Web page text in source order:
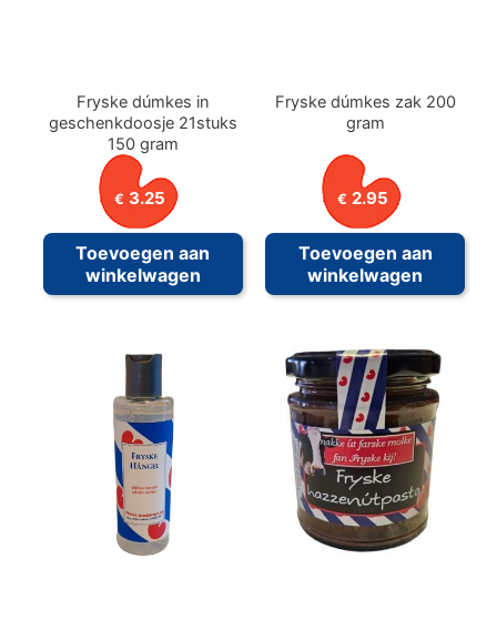
Fryske dúmkes in
geschenkdoosje 21stuks
150 gram
€ 3.25
Toevoegen aan
winkelwagen
Fryske dúmkes zak 200
gram
€ 2.95
Toevoegen aan
winkelwagen